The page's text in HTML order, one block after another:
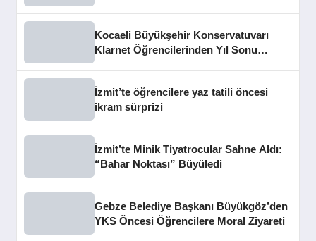
Kocaeli Büyükşehir Konservatuvarı
Klarnet Öğrencilerinden Yıl Sonu
İzmit’te öğrencilere yaz tatili öncesi
ikram sürprizi
İzmit’te Minik Tiyatrocular Sahne Aldı:
“Bahar Noktası” Büyüledi
Gebze Belediye Başkanı Büyükgöz’den
YKS Öncesi Öğrencilere Moral Ziyareti